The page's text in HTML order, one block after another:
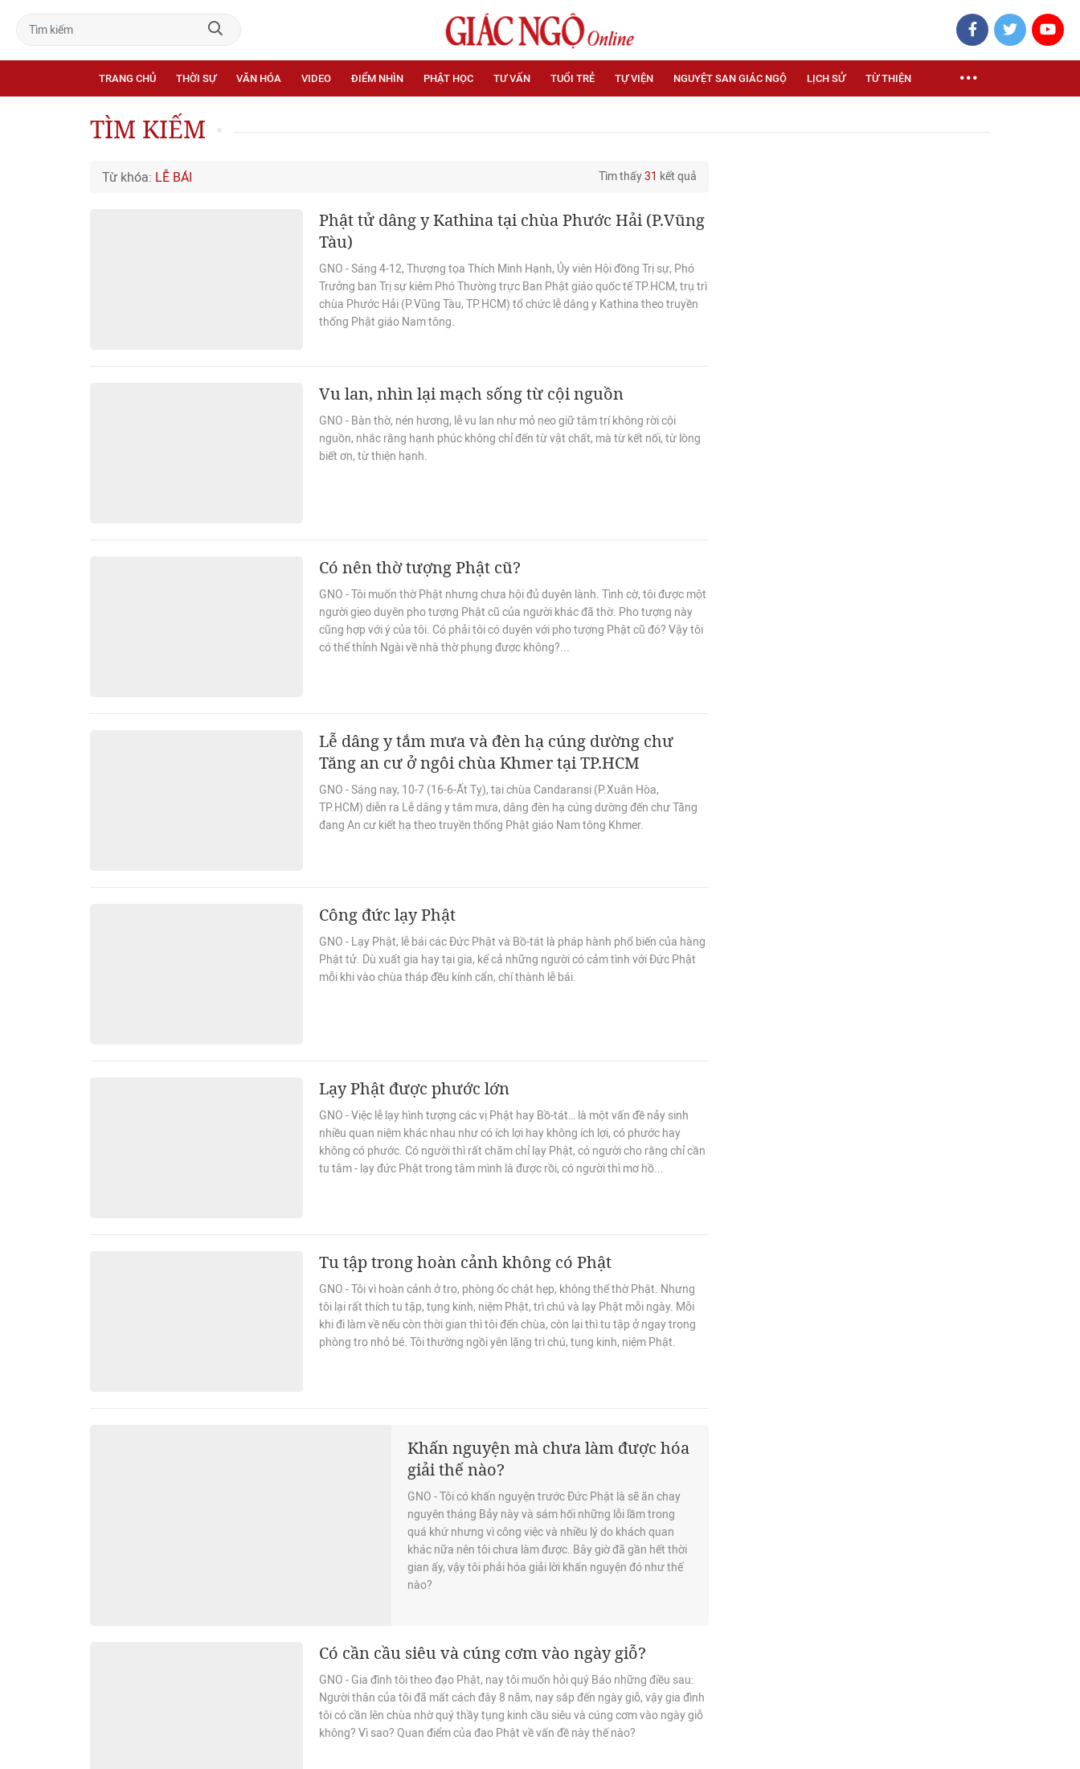
TRANG CHỦ THỜI SỰ VĂN HÓA VIDEO ĐIỂM NHÌN PHẬT HỌC TƯ VẤN TUỔI TRẺ TỰ VIỆN NGUYỆT SAN GIÁC NGỘ LỊCH SỬ TỪ THIỆN
TÌM KIẾM
Từ khóa: LỄ BÁI Tìm thấy31 kết quả
Phật tử dâng y Kathina tại chùa Phước Hải (P.Vũng
Tàu)
GNO - Sáng 4-12, Thượng tọa Thích Minh Hạnh, Ủy viên Hội đồng Trị sự, Phó
Trưởng ban Trị sự kiêm Phó Thường trực Ban Phật giáo quốc tế TP.HCM, trụ trì
chùa Phước Hải (P.Vũng Tàu, TP.HCM) tổ chức lễ dâng y Kathina theo truyền
thống Phật giáo Nam tông.
Vu lan, nhìn lại mạch sống từ cội nguồn
GNO - Bàn thờ, nén hương, lễ vu lan như mỏ neo giữ tâm trí không rời cội
nguồn, nhắc rằng hạnh phúc không chỉ đến từ vật chất, mà từ kết nối, từ lòng
biết ơn, từ thiện hạnh.
Có nên thờ tượng Phật cũ?
GNO - Tôi muốn thờ Phật nhưng chưa hội đủ duyên lành. Tình cờ, tôi được một
người gieo duyên pho tượng Phật cũ của người khác đã thờ. Pho tượng này
cũng hợp với ý của tôi. Có phải tôi có duyên với pho tượng Phật cũ đó? Vậy tôi
có thể thỉnh Ngài về nhà thờ phụng được không?...
Lễ dâng y tắm mưa và đèn hạ cúng dường chư
Tăng an cư ở ngôi chùa Khmer tại TP.HCM
GNO - Sáng nay, 10-7 (16-6-Ất Tỵ), tại chùa Candaransi (P.Xuân Hòa,
TP.HCM) diễn ra Lễ dâng y tắm mưa, dâng đèn hạ cúng dường đến chư Tăng
đang An cư kiết hạ theo truyền thống Phật giáo Nam tông Khmer.
Công đức lạy Phật
GNO - Lạy Phật, lễ bái các Đức Phật và Bồ-tát là pháp hành phổ biến của hàng
Phật tử. Dù xuất gia hay tại gia, kể cả những người có cảm tình với Đức Phật
mỗi khi vào chùa tháp đều kính cẩn, chí thành lễ bái.
Lạy Phật được phước lớn
GNO - Việc lễ lạy hình tượng các vị Phật hay Bồ-tát… là một vấn đề nảy sinh
nhiều quan niệm khác nhau như có ích lợi hay không ích lợi, có phước hay
không có phước. Có người thì rất chăm chỉ lạy Phật, có người cho rằng chỉ cần
tu tâm - lạy đức Phật trong tâm mình là được rồi, có người thì mơ hồ...
Tu tập trong hoàn cảnh không có Phật
GNO - Tôi vì hoàn cảnh ở trọ, phòng ốc chật hẹp, không thể thờ Phật. Nhưng
tôi lại rất thích tu tập, tụng kinh, niệm Phật, trì chú và lạy Phật mỗi ngày. Mỗi
khi đi làm về nếu còn thời gian thì tôi đến chùa, còn lại thì tu tập ở ngay trong
phòng trọ nhỏ bé. Tôi thường ngồi yên lặng trì chú, tụng kinh, niệm Phật.
Khấn nguyện mà chưa làm được hóa
giải thế nào?
GNO - Tôi có khấn nguyện trước Đức Phật là sẽ ăn chay
nguyên tháng Bảy này và sám hối những lỗi lầm trong
quá khứ nhưng vì công việc và nhiều lý do khách quan
khác nữa nên tôi chưa làm được. Bây giờ đã gần hết thời
gian ấy, vậy tôi phải hóa giải lời khấn nguyện đó như thế
nào?
Có cần cầu siêu và cúng cơm vào ngày giỗ?
GNO - Gia đình tôi theo đạo Phật, nay tôi muốn hỏi quý Báo những điều sau:
Người thân của tôi đã mất cách đây 8 năm, nay sắp đến ngày giỗ, vậy gia đình
tôi có cần lên chùa nhờ quý thầy tụng kinh cầu siêu và cúng cơm vào ngày giỗ
không? Vì sao? Quan điểm của đạo Phật về vấn đề này thế nào?